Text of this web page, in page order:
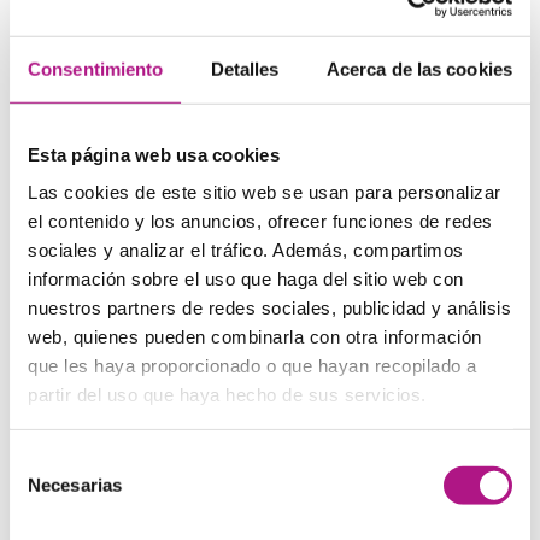
Consentimiento Detalles Acerca de las cookies
Esta página web usa cookies
Las cookies de este sitio web se usan para personalizar
el contenido y los anuncios, ofrecer funciones de redes
sociales y analizar el tráfico. Además, compartimos
información sobre el uso que haga del sitio web con
nuestros partners de redes sociales, publicidad y análisis
web, quienes pueden combinarla con otra información
que les haya proporcionado o que hayan recopilado a
partir del uso que haya hecho de sus servicios.
Necesarias
3) Los adverbios
Aquí debemos tener en cuenta que estamos hablando de
algo que nos dijeron en un momento del pasado
(generalmente sin especificar), así que también debemos
adaptarlos. Estos son los más comunes:
Now — then
Today — that day
Yesterday — the day before or the previous day